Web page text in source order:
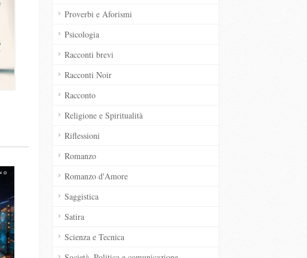
Proverbi e Aforismi
Psicologia
Racconti brevi
Racconti Noir
Racconto
Religione e Spiritualità
Riflessioni
Romanzo
Romanzo d'Amore
Saggistica
Satira
Scienza e Tecnica